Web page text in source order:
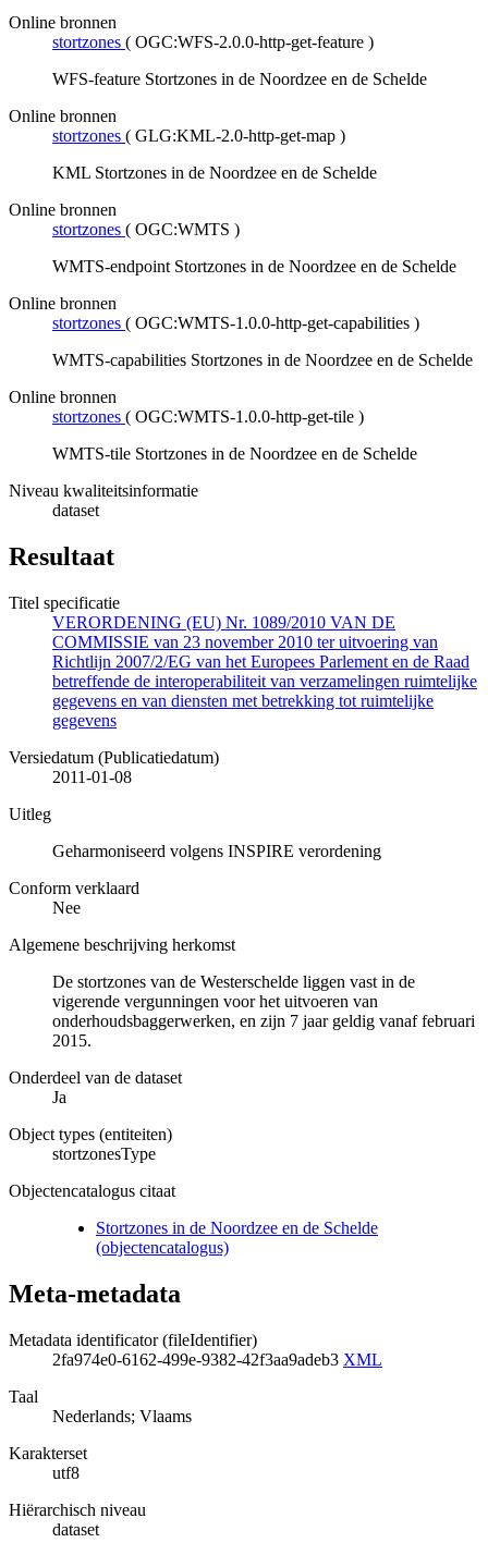
Online bronnen
stortzones ( OGC:WFS-2.0.0-http-get-feature )
WFS-feature Stortzones in de Noordzee en de Schelde
Online bronnen
stortzones ( GLG:KML-2.0-http-get-map )
KML Stortzones in de Noordzee en de Schelde
Online bronnen
stortzones ( OGC:WMTS )
WMTS-endpoint Stortzones in de Noordzee en de Schelde
Online bronnen
stortzones ( OGC:WMTS-1.0.0-http-get-capabilities )
WMTS-capabilities Stortzones in de Noordzee en de Schelde
Online bronnen
stortzones ( OGC:WMTS-1.0.0-http-get-tile )
WMTS-tile Stortzones in de Noordzee en de Schelde
Niveau kwaliteitsinformatie
dataset
Resultaat
Titel specificatie
VERORDENING (EU) Nr. 1089/2010 VAN DE
COMMISSIE van 23 november 2010 ter uitvoering van
Richtlijn 2007/2/EG van het Europees Parlement en de Raad
betreffende de interoperabiliteit van verzamelingen ruimtelijke
gegevens en van diensten met betrekking tot ruimtelijke
gegevens
Versiedatum (Publicatiedatum)
2011-01-08
Uitleg
Geharmoniseerd volgens INSPIRE verordening
Conform verklaard
Nee
Algemene beschrijving herkomst
De stortzones van de Westerschelde liggen vast in de
vigerende vergunningen voor het uitvoeren van
onderhoudsbaggerwerken, en zijn 7 jaar geldig vanaf februari
2015.
Onderdeel van de dataset
Ja
Object types (entiteiten)
stortzonesType
Objectencatalogus citaat
Stortzones in de Noordzee en de Schelde
(objectencatalogus)
Meta-metadata
Metadata identificator (fileIdentifier)
2fa974e0-6162-499e-9382-42f3aa9adeb3 XML
Taal
Nederlands; Vlaams
Karakterset
utf8
Hiërarchisch niveau
dataset